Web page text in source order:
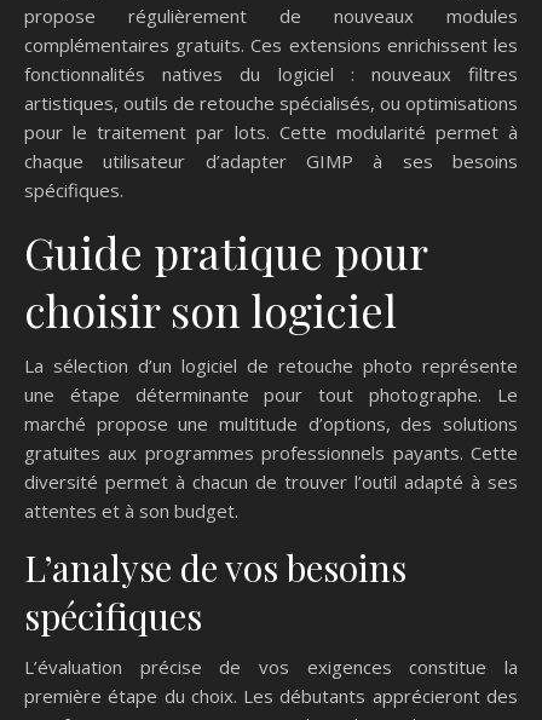
propose régulièrement de nouveaux modules
complémentaires gratuits. Ces extensions enrichissent les
fonctionnalités natives du logiciel : nouveaux filtres
artistiques, outils de retouche spécialisés, ou optimisations
pour le traitement par lots. Cette modularité permet à
chaque utilisateur d’adapter GIMP à ses besoins
spécifiques.
Guide pratique pour
choisir son logiciel
La sélection d’un logiciel de retouche photo représente
une étape déterminante pour tout photographe. Le
marché propose une multitude d’options, des solutions
gratuites aux programmes professionnels payants. Cette
diversité permet à chacun de trouver l’outil adapté à ses
attentes et à son budget.
L’analyse de vos besoins
spécifiques
L’évaluation précise de vos exigences constitue la
première étape du choix. Les débutants apprécieront des